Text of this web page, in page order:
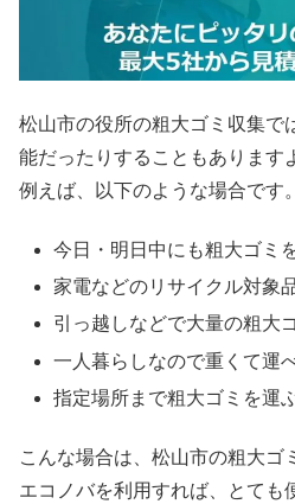
松山市の役所の粗大ゴミ収集で
能だったりすることもあります
例えば、以下のような場合です。
今日・明日中にも粗大ゴミ
家電などのリサイクル対象
引っ越しなどで大量の粗大
一人暮らしなので重くて運
指定場所まで粗大ゴミを運
こんな場合は、松山市の粗大ゴ
エコノバを利用すれば、とても